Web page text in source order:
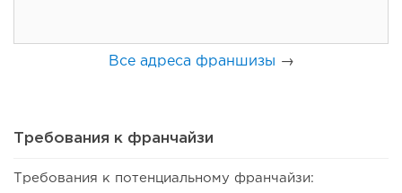
Все адреса франшизы →
Требования к франчайзи
Требования к потенциальному франчайзи: